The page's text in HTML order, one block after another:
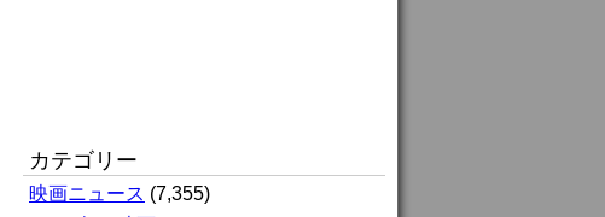
カテゴリー
映画ニュース (7,355)